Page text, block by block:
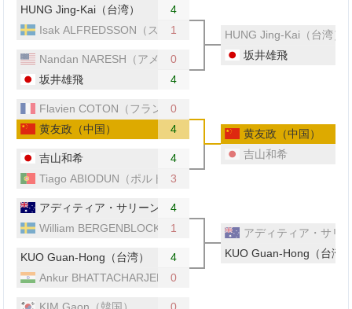
HUNG Jing-Kai（台湾）
4
Isak ALFREDSSON（スウェーデン）
1
Nandan NARESH（アメリカ）
0
坂井雄飛
4
Flavien COTON（フランス）
0
黄友政（中国）
4
吉山和希
4
Tiago ABIODUN（ポルトガル）
3
アディティア・サリーン（オーストラリア）
4
William BERGENBLOCK（スウェーデン）
1
KUO Guan-Hong（台湾）
4
Ankur BHATTACHARJEE（インド）
0
HUNG Jing-Kai（台湾）
坂井雄飛
黄友政（中国）
吉山和希
アディティア・サリ
KUO Guan-Hong（台湾